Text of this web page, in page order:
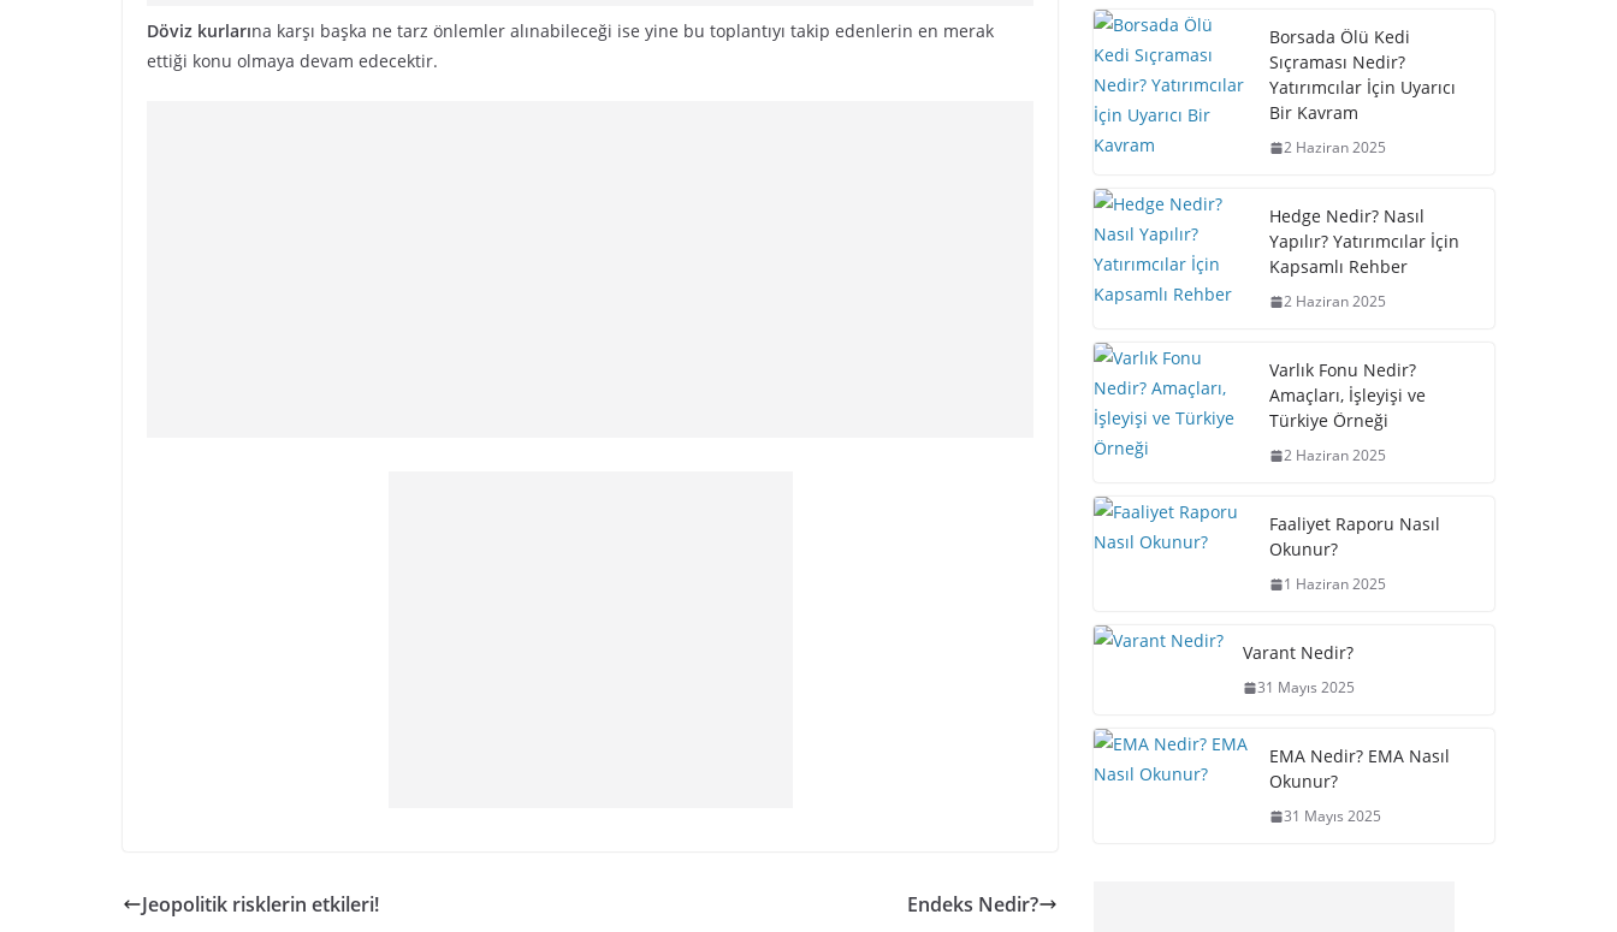
Döviz kurlarına karşı başka ne tarz önlemler alınabileceği ise yine bu toplantıyı takip edenlerin en merak
ettiği konu olmaya devam edecektir.
Jeopolitik risklerin etkileri! Endeks Nedir?
Borsada Ölü Kedi
Sıçraması Nedir?
Yatırımcılar İçin Uyarıcı
Bir Kavram
2 Haziran 2025
Hedge Nedir? Nasıl
Yapılır? Yatırımcılar İçin
Kapsamlı Rehber
2 Haziran 2025
Varlık Fonu Nedir?
Amaçları, İşleyişi ve
Türkiye Örneği
2 Haziran 2025
Faaliyet Raporu Nasıl
Okunur?
1 Haziran 2025
Varant Nedir?
31 Mayıs 2025
EMA Nedir? EMA Nasıl
Okunur?
31 Mayıs 2025